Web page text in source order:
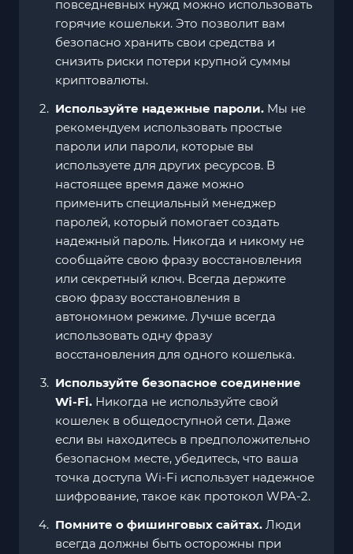
повседневных нужд можно использовать
горячие кошельки. Это позволит вам
безопасно хранить свои средства и
снизить риски потери крупной суммы
криптовалюты.
Используйте надежные пароли. Мы не
рекомендуем использовать простые
пароли или пароли, которые вы
используете для других ресурсов. В
настоящее время даже можно
применить специальный менеджер
паролей, который помогает создать
надежный пароль. Никогда и никому не
сообщайте свою фразу восстановления
или секретный ключ. Всегда держите
свою фразу восстановления в
автономном режиме. Лучше всегда
использовать одну фразу
восстановления для одного кошелька.
Используйте безопасное соединение
Wi-Fi. Никогда не используйте свой
кошелек в общедоступной сети. Даже
если вы находитесь в предположительно
безопасном месте, убедитесь, что ваша
точка доступа Wi-Fi использует надежное
шифрование, такое как протокол WPA-2.
Помните о фишинговых сайтах. Люди
всегда должны быть осторожны при